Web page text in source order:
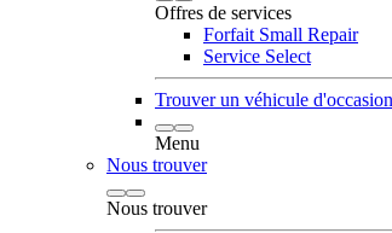
Offres de services
Forfait Small Repair
Service Select
Trouver un véhicule d'occasion
Menu
Nous trouver
Nous trouver